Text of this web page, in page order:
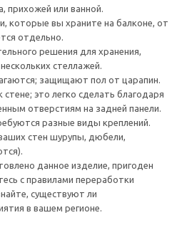
прихожей или ванной.
которые вы храните на балконе, от
отдельно.
решения для хранения,
стеллажей.
защищают пол от царапин.
это легко сделать благодаря
отверстиям на задней панели.
разные виды креплений.
стен шурупы, дюбели,
данное изделие, пригоден
с правилами переработки
существуют ли
в вашем регионе.